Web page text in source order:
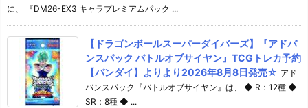
に、 『DM26-EX3 キャラプレミアムパック ...
【ドラゴンボールスーパーダイバーズ】『アドバ
ンスパック バトルオブサイヤン』TCGトレカ予約
【バンダイ】よりより2026年8月8日発売☆ アド
バンスパック『バトルオブサイヤン』は、 ◆ R：12種 ◆
SR：8種 ◆ ...